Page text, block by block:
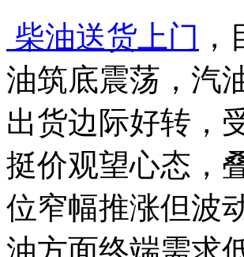
柴油送货上门
油筑底震荡，汽
出货边际好转，
挺价观望心态，
位窄幅推涨但波
油方面终端需求